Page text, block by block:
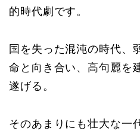
的時代劇です。
国を失った混沌の時代、
命と向き合い、高句麗を
遂げる。
そのあまりにも壮大な一